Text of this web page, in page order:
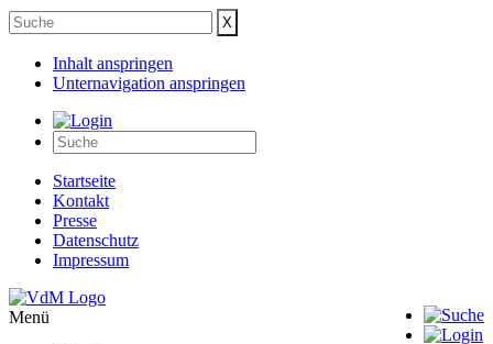
Inhalt anspringen
Unternavigation anspringen
Startseite
Kontakt
Presse
Datenschutz
Impressum
Menü